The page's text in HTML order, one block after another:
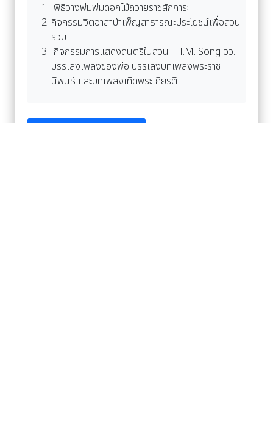
พิธีวางพุ่มพุ่มดอกไม้ถวายราชสักการะ
กิจกรรมจิตอาสาบำเพ็ญสาธารณะประโยชน์เพื่อส่วน
ร่วม
กิจกรรมการแสดงดนตรีในสวน : H.M. Song อว.
บรรเลงเพลงของพ่อ บรรเลงบทเพลงพระราช
นิพนธ์ และบทเพลงเทิดพระเกียรติ